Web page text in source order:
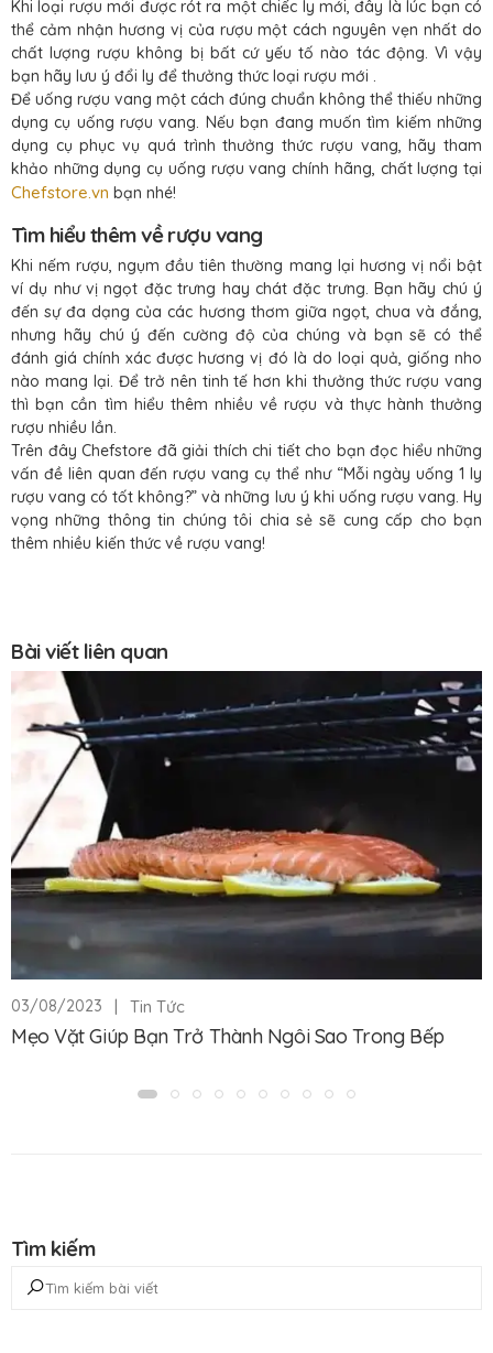
Khi loại rượu mới được rót ra một chiếc ly mới, đây là lúc bạn có
thể cảm nhận hương vị của rượu một cách nguyên vẹn nhất do
chất lượng rượu không bị bất cứ yếu tố nào tác động. Vì vậy
bạn hãy lưu ý đổi ly để thưởng thức loại rượu mới .
Để uống rượu vang một cách đúng chuẩn không thể thiếu những
dụng cụ uống rượu vang. Nếu bạn đang muốn tìm kiếm những
dụng cụ phục vụ quá trình thưởng thức rượu vang, hãy tham
khảo những dụng cụ uống rượu vang chính hãng, chất lượng tại
Chefstore.vn bạn nhé!
Tìm hiểu thêm về rượu vang
Khi nếm rượu, ngụm đầu tiên thường mang lại hương vị nổi bật
ví dụ như vị ngọt đặc trưng hay chát đặc trưng. Bạn hãy chú ý
đến sự đa dạng của các hương thơm giữa ngọt, chua và đắng,
nhưng hãy chú ý đến cường độ của chúng và bạn sẽ có thể
đánh giá chính xác được hương vị đó là do loại quả, giống nho
nào mang lại. Để trở nên tinh tế hơn khi thưởng thức rượu vang
thì bạn cần tìm hiểu thêm nhiều về rượu và thực hành thưởng
rượu nhiều lần.
Trên đây Chefstore đã giải thích chi tiết cho bạn đọc hiểu những
vấn đề liên quan đến rượu vang cụ thể như “Mỗi ngày uống 1 ly
rượu vang có tốt không?” và những lưu ý khi uống rượu vang. Hy
vọng những thông tin chúng tôi chia sẻ sẽ cung cấp cho bạn
thêm nhiều kiến thức về rượu vang!
Bài viết liên quan
03/08/2023 | Tin Tức
Mẹo Vặt Giúp Bạn Trở Thành Ngôi Sao Trong Bếp
Tìm kiếm